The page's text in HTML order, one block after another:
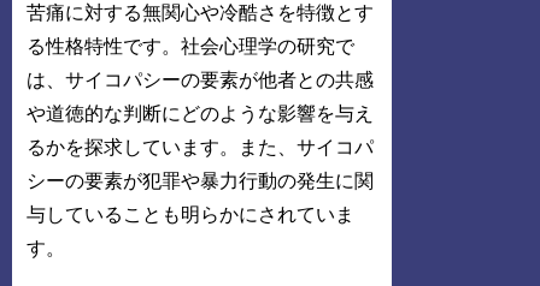
苦痛に対する無関心や冷酷さを特徴とす
る性格特性です。社会心理学の研究で
は、サイコパシーの要素が他者との共感
や道徳的な判断にどのような影響を与え
るかを探求しています。また、サイコパ
シーの要素が犯罪や暴力行動の発生に関
与していることも明らかにされていま
す。